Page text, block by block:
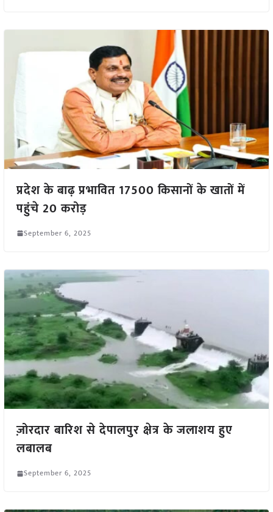
प्रदेश के बाढ़ प्रभावित 17500 किसानों के खातों में
पहुंचे 20 करोड़
September 6, 2025
ज़ोरदार बारिश से देपालपुर क्षेत्र के जलाशय हुए
लबालब
September 6, 2025